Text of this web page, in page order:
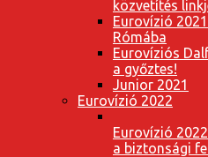
közvetítés
Eurovízió
Rómába
Eurovíziós
a győztes!
Junior 2021
Eurovízió 2022
Eurovízió
a biztonsági